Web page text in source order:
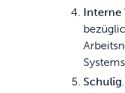
Interne
Schulig